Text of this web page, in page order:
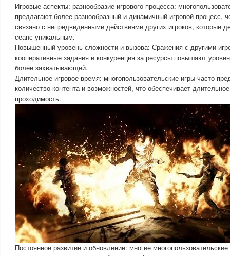
Игровые аспекты: разнообразие игрового процесса:
предлагают более разнообразный и динамичный игровой процесс,
связано с непредвиденными действиями других игроков, которые
сеанс уникальным.
Повышенный уровень сложности и вызова: Сражения с другими
кооперативные задания и конкуренция за ресурсы повышают
более захватывающей.
Длительное игровое время: многопользовательские игры часто
количество контента и возможностей, что обеспечивает
проходимость.
Постоянное развитие и обновление: многие